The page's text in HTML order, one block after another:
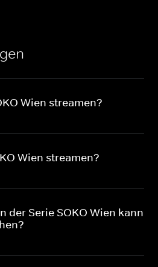
Wien streamen?
Wien streamen?
der Serie SOKO Wien kann